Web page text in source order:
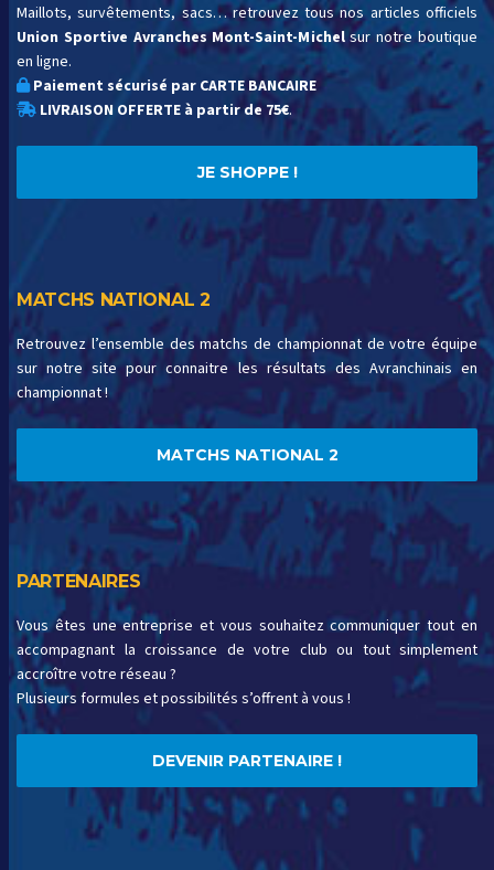
Maillots, survêtements, sacs… retrouvez tous nos articles officiels
Union Sportive Avranches Mont-Saint-Michelsur notre boutique
en ligne.
Paiement sécurisé par CARTE BANCAIRE
LIVRAISON OFFERTE à partir de 75€.
JE SHOPPE !
MATCHS NATIONAL 2
Retrouvez l’ensemble des matchs de championnat de votre équipe
sur notre site pour connaitre les résultats des Avranchinais en
championnat !
MATCHS NATIONAL 2
PARTENAIRES
Vous êtes une entreprise et vous souhaitez communiquer tout en
accompagnant la croissance de votre club ou tout simplement
accroître votre réseau ?
Plusieurs formules et possibilités s’offrent à vous !
DEVENIR PARTENAIRE !